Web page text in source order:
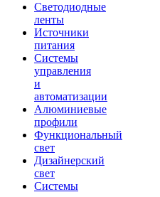
Светодиодные
ленты
Источники
питания
Системы
управления
и
автоматизации
Алюминиевые
профили
Функциональный
свет
Дизайнерский
свет
Системы